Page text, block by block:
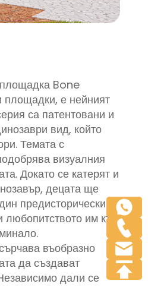
площадка Bone
площадки, е нейният
са патентовани и
вид, който
Темата с
визуалния
Докато се катерят и
децата ще
предисторически
любопитството им към
въобразно
да създават
дали се